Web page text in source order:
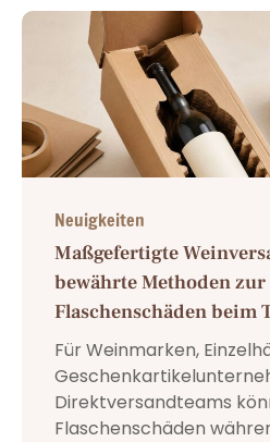
Neuigkeiten
Maßgefertigte
bewährte Methoden
Flaschenschäden beim
Für Weinmarken,
Direktversandteams
Flaschenschäden